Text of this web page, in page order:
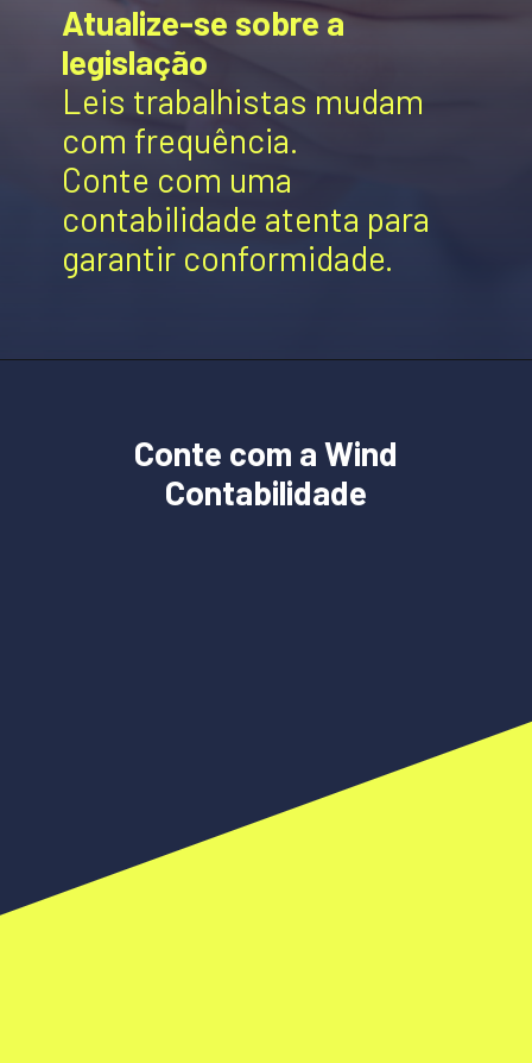
Atualize-se sobre a
legislação
Leis trabalhistas mudam
com frequência.
Conte com uma
contabilidade atenta para
garantir conformidade.
Conte com a Wind
Contabilidade